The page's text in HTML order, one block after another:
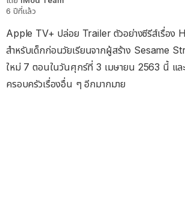
6 ปีที่แล้ว
Apple TV+ ปล่อย Trailer ตัวอย่างซีรีส์เรื่อง
สำหรับเด็กก่อนวัยเรียนจากผู้สร้าง Sesame
ใหม่ 7 ตอนในวันศุกร์ที่ 3 เมษายน 2563 นี้ แล
ครอบครัวเรื่องอื่น ๆ อีกมากมาย